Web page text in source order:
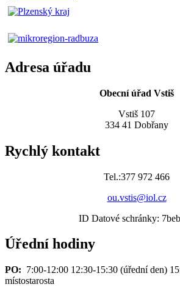
Adresa úřadu
Obecní úřad Vstiš
Vstiš 107
334 41 Dobřany
Rychlý kontakt
Tel.:377 972 466
ou.vstis@iol.cz
ID Datové schránky:
Úřední hodiny
PO: 7:00-12:00 12:30-15:30 (úřední den)
místostarosta